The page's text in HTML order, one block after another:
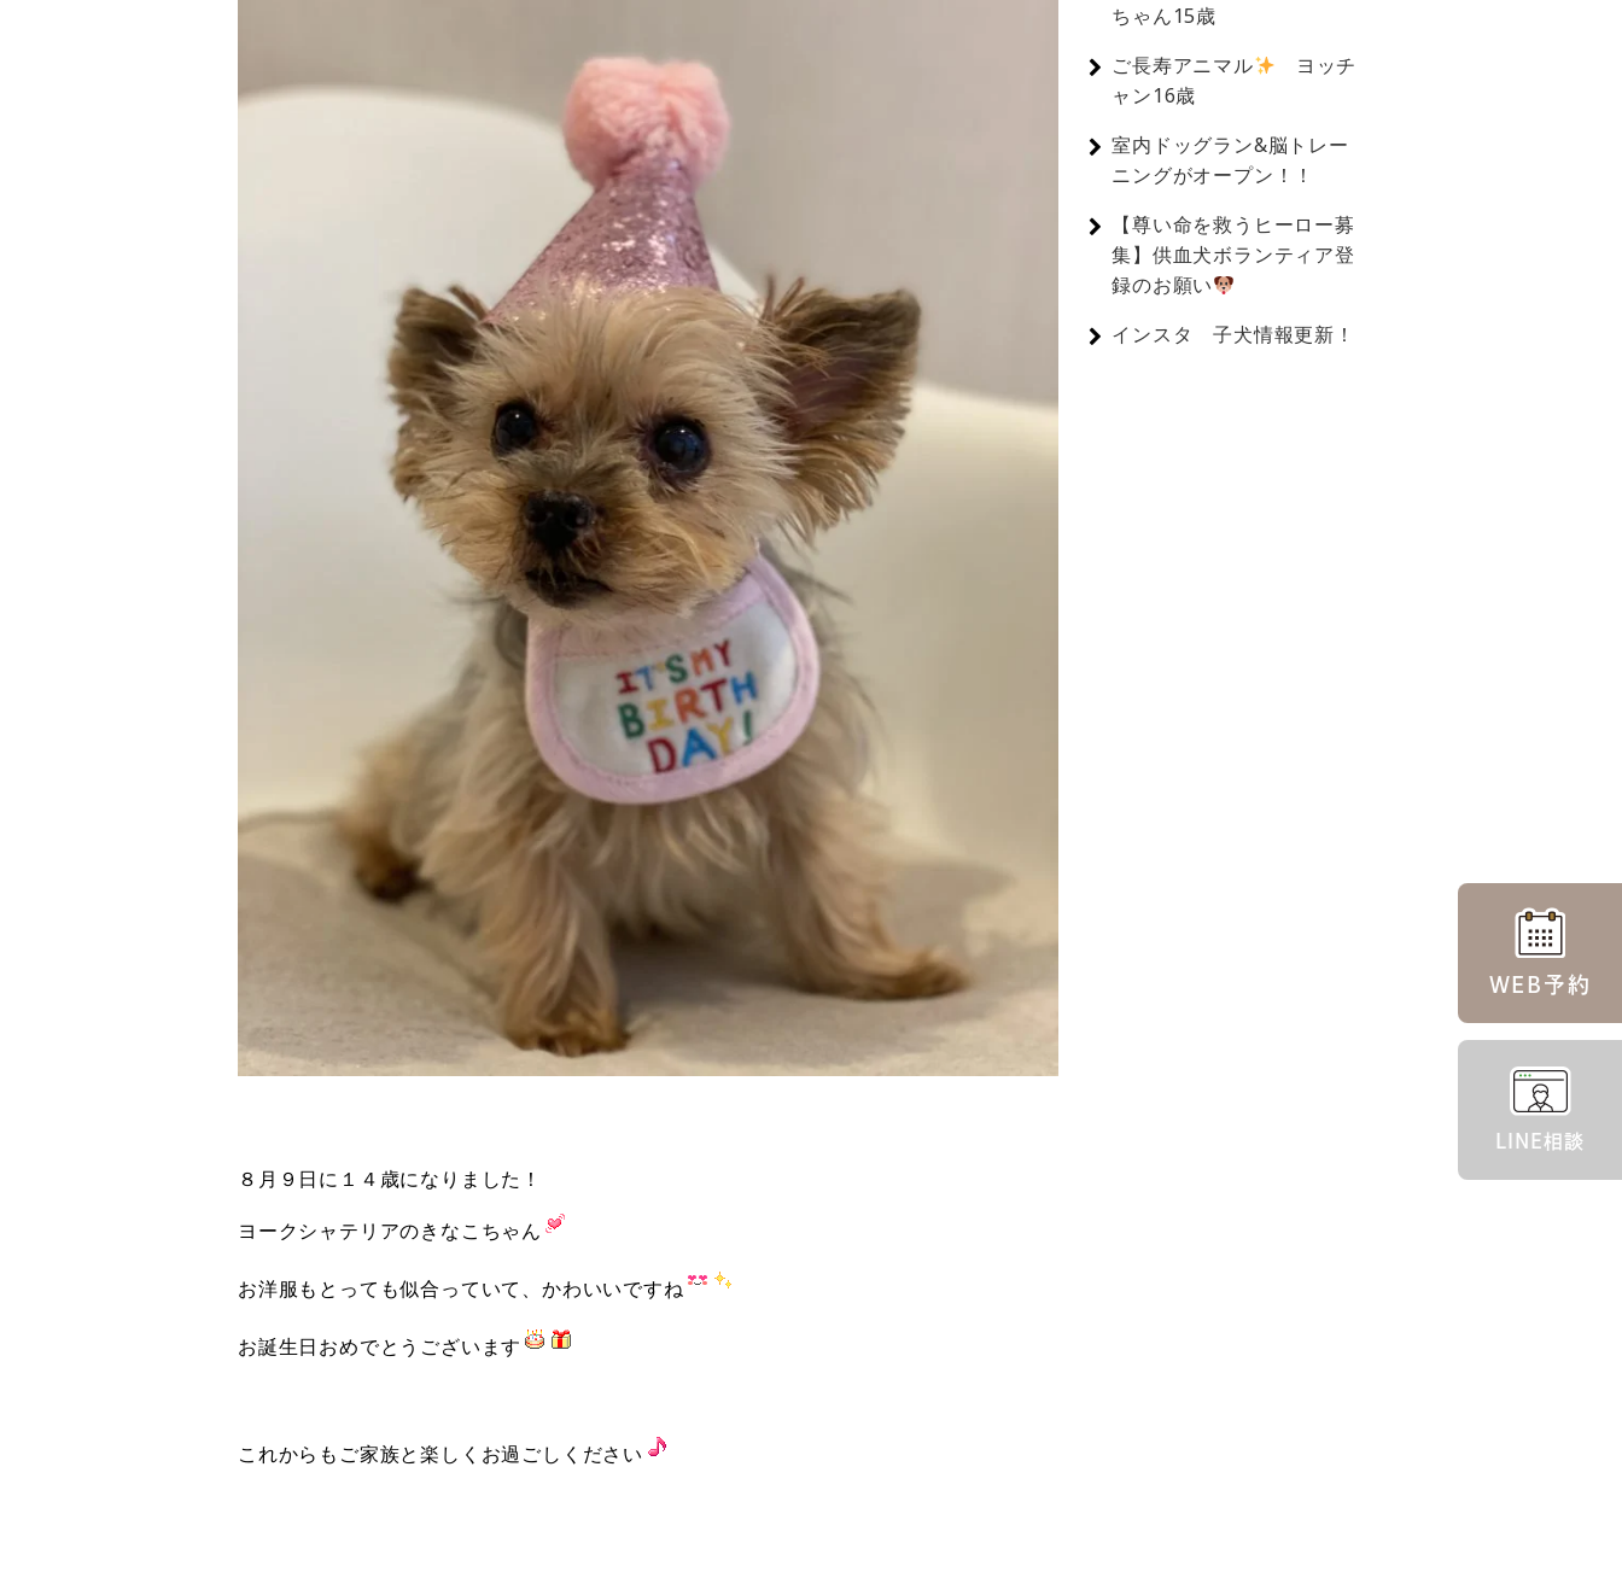
WEB予約
LINE相談
８月９日に１４歳になりました！
ヨークシャテリアのきなこちゃん
お洋服もとっても似合っていて、かわいいですね
お誕生日おめでとうございます
これからもご家族と楽しくお過ごしください
ちゃん15歳
ご長寿アニマル
ヨッチ
ャン16歳
室内ドッグラン&脳トレー
ニングがオープン！！
【尊い命を救うヒーロー募
集】供血犬ボランティア登
録のお願い
インスタ 子犬情報更新！